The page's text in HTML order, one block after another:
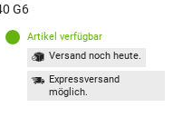
G6
Artikel verfügbar
Versand noch heute.
Expressversand
möglich.